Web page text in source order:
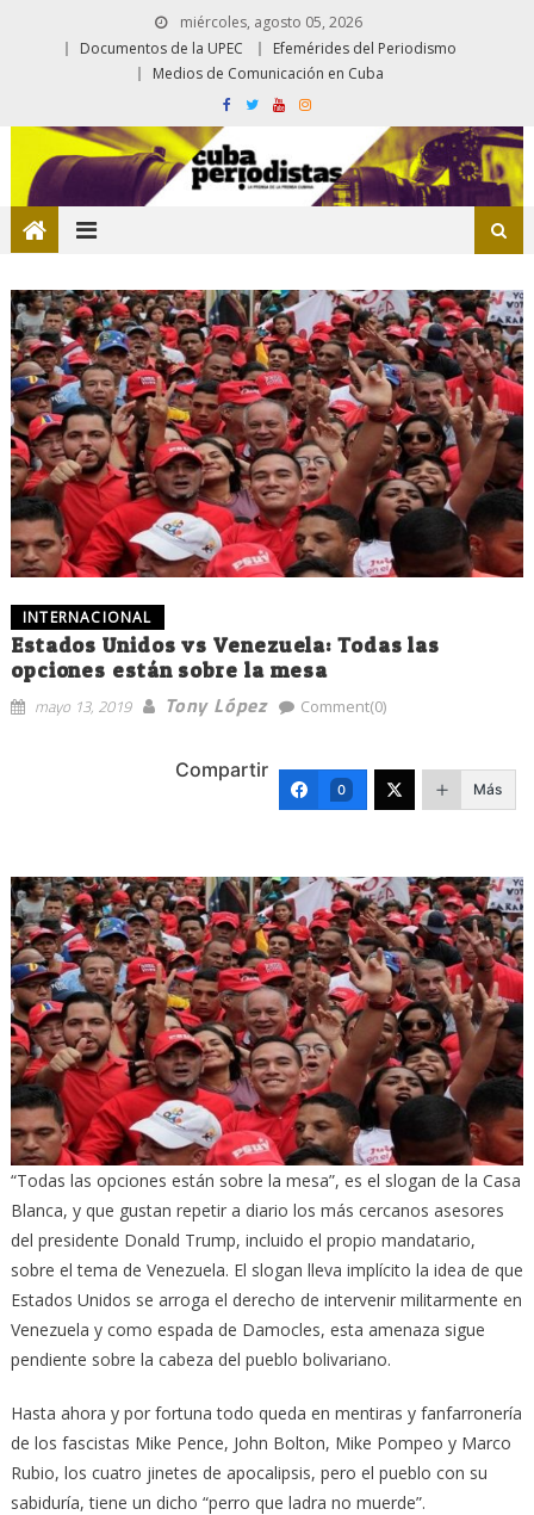
miércoles, agosto 05, 2026
Documentos de la UPEC
Efemérides del Periodismo
Medios de Comunicación en Cuba
INTERNACIONAL
Estados Unidos vs Venezuela: Todas las
opciones están sobre la mesa
mayo 13, 2019 Tony López Comment(0)
Compartir
0 Más
“Todas las opciones están sobre la mesa”, es el slogan de la Casa
Blanca, y que gustan repetir a diario los más cercanos asesores
del presidente Donald Trump, incluido el propio mandatario,
sobre el tema de Venezuela. El slogan lleva implícito la idea de que
Estados Unidos se arroga el derecho de intervenir militarmente en
Venezuela y como espada de Damocles, esta amenaza sigue
pendiente sobre la cabeza del pueblo bolivariano.
Hasta ahora y por fortuna todo queda en mentiras y fanfarronería
de los fascistas Mike Pence, John Bolton, Mike Pompeo y Marco
Rubio, los cuatro jinetes de apocalipsis, pero el pueblo con su
sabiduría, tiene un dicho “perro que ladra no muerde”.